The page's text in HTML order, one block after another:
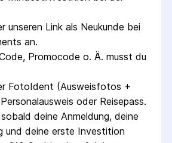
unseren Link als Neukunde bei
an.
Promocode o. Ä. musst du
FotoIdent (Ausweisfotos +
oder Reisepass.
deine Anmeldung, deine
und deine erste Investition